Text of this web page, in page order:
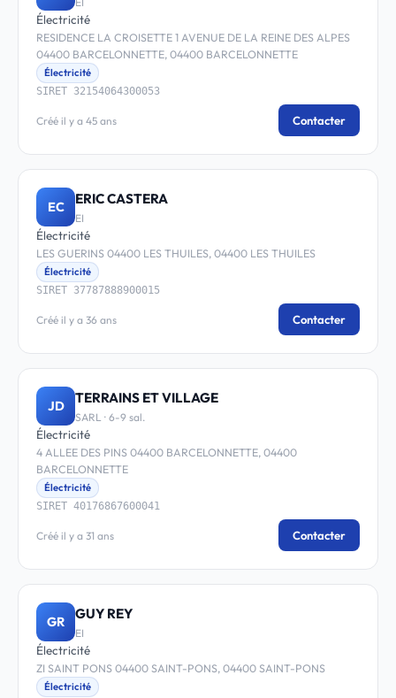
Électricité
RESIDENCE LA CROISETTE 1 AVENUE DE LA REINE DES ALPES
04400 BARCELONNETTE, 04400 BARCELONNETTE
Électricité
SIRET 32154064300053
Créé il y a 45 ans Contacter
EC ERIC CASTERA
EI
Électricité
LES GUERINS 04400 LES THUILES, 04400 LES THUILES
Électricité
SIRET 37787888900015
Créé il y a 36 ans Contacter
JD TERRAINS ET VILLAGE
SARL · 6-9 sal.
Électricité
4 ALLEE DES PINS 04400 BARCELONNETTE, 04400
BARCELONNETTE
Électricité
SIRET 40176867600041
Créé il y a 31 ans Contacter
GR GUY REY
EI
Électricité
ZI SAINT PONS 04400 SAINT-PONS, 04400 SAINT-PONS
Électricité